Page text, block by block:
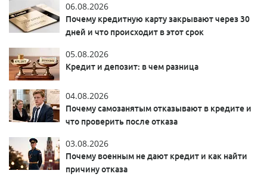
06.08.2026
Почему кредитную карту закрывают через 30
дней и что происходит в этот срок
05.08.2026
Кредит и депозит: в чем разница
04.08.2026
Почему самозанятым отказывают в кредите и
что проверить после отказа
03.08.2026
Почему военным не дают кредит и как найти
причину отказа